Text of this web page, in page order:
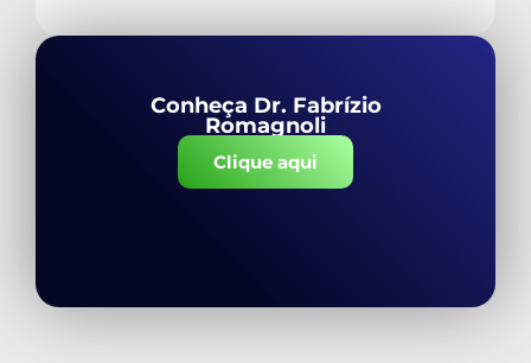
Conheça Dr. Fabrízio
Romagnoli
Clique aqui